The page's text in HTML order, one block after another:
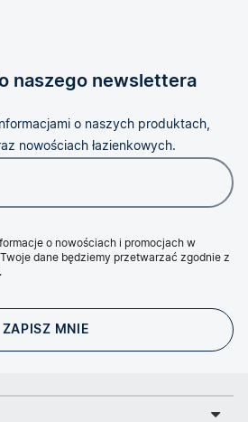
naszego newslettera
o naszych produktach,
nowościach łazienkowych.
o nowościach i promocjach w
dane będziemy przetwarzać zgodnie z
.